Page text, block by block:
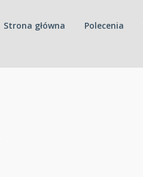
Strona główna Polecenia